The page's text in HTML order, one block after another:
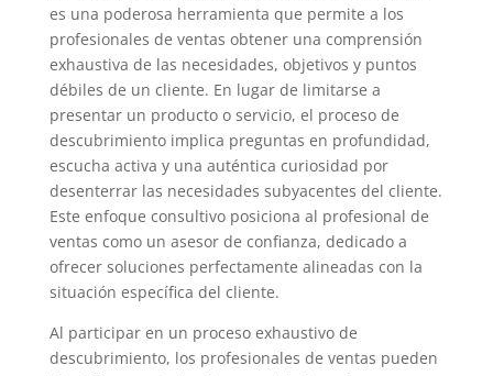
es una poderosa herramienta que permite a los
profesionales de ventas obtener una comprensión
exhaustiva de las necesidades, objetivos y puntos
débiles de un cliente. En lugar de limitarse a
presentar un producto o servicio, el proceso de
descubrimiento implica preguntas en profundidad,
escucha activa y una auténtica curiosidad por
desenterrar las necesidades subyacentes del cliente.
Este enfoque consultivo posiciona al profesional de
ventas como un asesor de confianza, dedicado a
ofrecer soluciones perfectamente alineadas con la
situación específica del cliente.
Al participar en un proceso exhaustivo de
descubrimiento, los profesionales de ventas pueden